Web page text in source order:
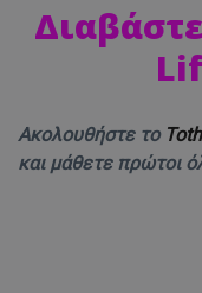
Ακολουθήστε το
και μάθετε πρώτοι